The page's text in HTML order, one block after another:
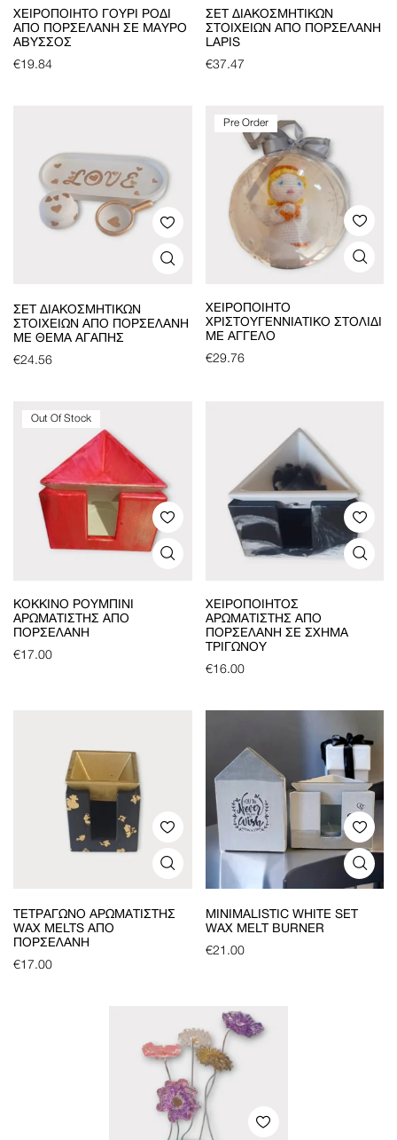
ΧΕΙΡΟΠΟΊΗΤΟ ΓΟΎΡΙ ΡΌΔΙ
ΑΠΌ ΠΟΡΣΕΛΆΝΗ ΣΕ ΜΑΎΡΟ
ΆΒΥΣΣΟΣ
€19.84
ΣΕΤ ΔΙΑΚΟΣΜΗΤΙΚΏΝ
ΣΤΟΙΧΕΊΩΝ ΑΠΌ ΠΟΡΣΕΛΆΝΗ
LAPIS
€37.47
ΣΕΤ ΔΙΑΚΟΣΜΗΤΙΚΏΝ
ΣΤΟΙΧΕΊΩΝ ΑΠΌ ΠΟΡΣΕΛΆΝΗ
ΜΕ ΘΈΜΑ ΑΓΆΠΗΣ
€24.56
Pre Order
ΧΕΙΡΟΠΟΊΗΤΟ
ΧΡΙΣΤΟΥΓΕΝΝΙΆΤΙΚΟ ΣΤΟΛΊΔΙ
ΜΕ ΆΓΓΕΛΟ
€29.76
Out Of Stock
ΚΌΚΚΙΝΟ ΡΟΥΜΠΊΝΙ
ΑΡΩΜΑΤΙΣΤΉΣ ΑΠΌ
ΠΟΡΣΕΛΆΝΗ
€17.00
ΧΕΙΡΟΠΟΊΗΤΟΣ
ΑΡΩΜΑΤΙΣΤΉΣ ΑΠΌ
ΠΟΡΣΕΛΆΝΗ ΣΕ ΣΧΉΜΑ
ΤΡΙΓΏΝΟΥ
€16.00
ΤΕΤΡΆΓΩΝΟ ΑΡΩΜΑΤΙΣΤΉΣ
WAX MELTS ΑΠΌ
ΠΟΡΣΕΛΆΝΗ
€17.00
MINIMALISTIC WHITE SET
WAX MELT BURNER
€21.00